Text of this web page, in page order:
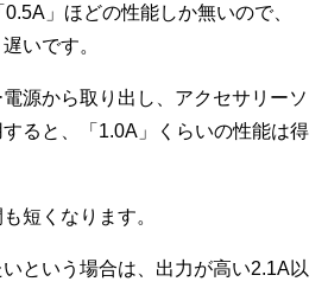
」ほどの性能しか無いので、
いです。
源から取り出し、アクセサリーソ
ると、「1.0A」くらいの性能は得
短くなります。
という場合は、出力が高い2.1A以